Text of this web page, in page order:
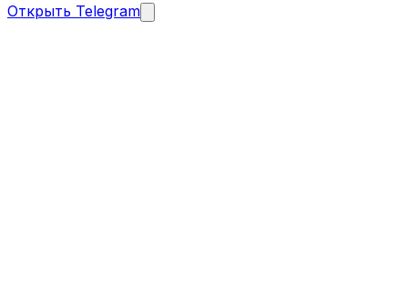
Открыть Telegram